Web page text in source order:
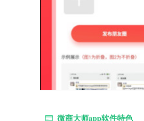
微商大师app软件特色